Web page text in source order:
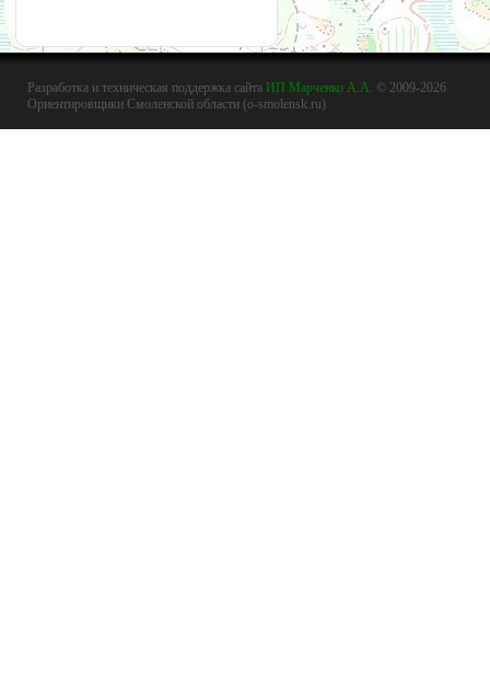
Разработка и техническая поддержка сайта ИП Марченко А.А. © 2009-2026
Ориентировщики Смоленской области (o-smolensk.ru)